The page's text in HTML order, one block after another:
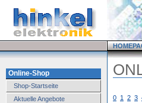
Online-Shop
Shop-Startseite
Aktuelle Angebote
0 1 2 3